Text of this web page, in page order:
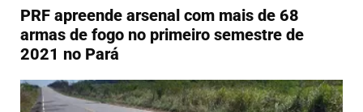
PRF apreende arsenal com mais de 68
armas de fogo no primeiro semestre de
2021 no Pará